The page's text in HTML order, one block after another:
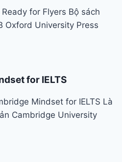
for Flyers Bộ sách
Oxford University Press
for IELTS
Mindset for IELTS Là
Cambridge University